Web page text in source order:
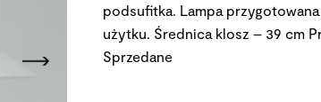
podsufitka. Lampa
użytku. Średnica klosz – 39 cm
Sprzedane